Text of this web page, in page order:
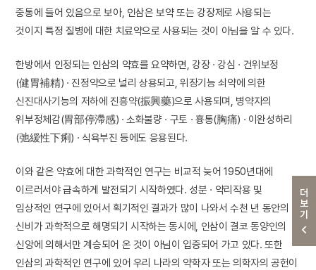
더보기
중통에 들어 있음으로 보아, 인삼은 보약 또는 강장제로 사용되는
것이지 특정 질병에 대한 치료약으로 사용되는 것이 아님을 알 수 있다.
한방에서 인정되는 인삼의 약효를 요약하면, 강장 · 강심 · 건위보정
(健胃補精) · 진정약으로 널리 상용되고, 위장기능 쇠약에 의한
신진대사기능의 저하에 진흥약(振興藥)으로 사용되며, 병약자의
위부정체감(胃部停滯感) · 소화불량 · 구토 · 흉통(胸痛) · 이완성하리
(弛緩性下痢) · 식욕부진 등에도 응용된다.
이와 같은 약효에 대한 과학적인 연구는 비교적 늦어 1950년대에
이르러서야 급속하게 발전되기 시작하였다. 성분 · 약리작용 및
임상적인 연구에 있어서 획기적인 결과가 많이 나와서 수천 년 동안의
신비가 과학적으로 해명되기 시작하는 동시에, 인삼이 결코 동양인의
신앙에 의해서만 계승되어 온 것이 아님이 입증되어 가고 있다. 또한
인삼의 과학적인 연구에 있어 우리 나라의 약학자 또는 의학자의 공헌이